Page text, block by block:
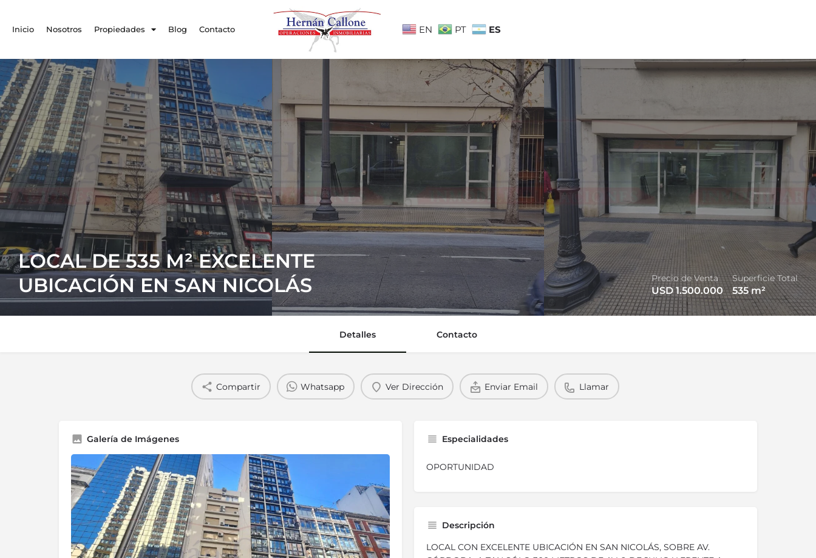
Inicio Nosotros Propiedades Blog Contacto EN PT ES
LOCAL DE 535 M² EXCELENTE
UBICACIÓN EN SAN NICOLÁS
Precio de Venta
USD 1.500.000
Superficie Total
535m²
Detalles Contacto
Compartir Whatsapp Ver Dirección Enviar Email Llamar
Galería de Imágenes Especialidades
OPORTUNIDAD
Descripción
LOCAL CON EXCELENTE UBICACIÓN EN SAN NICOLÁS, SOBRE AV.